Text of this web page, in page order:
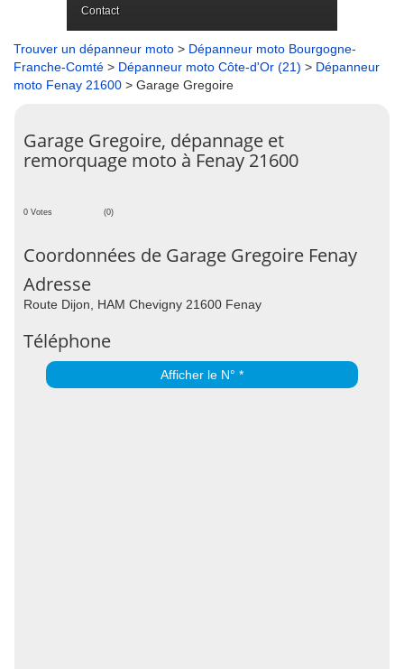
Contact
Trouver un dépanneur moto > Dépanneur moto Bourgogne-
Franche-Comté > Dépanneur moto Côte-d'Or (21) > Dépanneur
moto Fenay 21600 > Garage Gregoire
Garage Gregoire, dépannage et
remorquage moto à Fenay 21600
0 Votes (0)
Coordonnées de Garage Gregoire Fenay
Adresse
Route Dijon, HAM Chevigny 21600 Fenay
Téléphone
Afficher le N° *